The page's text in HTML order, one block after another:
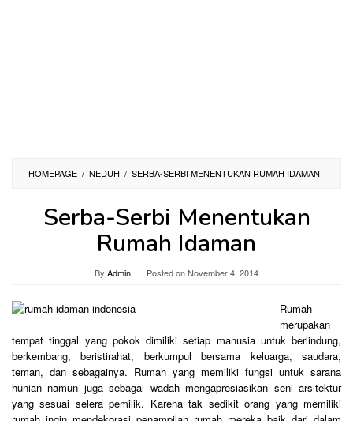
HOMEPAGE / NEDUH / SERBA-SERBI MENENTUKAN RUMAH IDAMAN
Serba-Serbi Menentukan
Rumah Idaman
By Admin Posted onNovember 4, 2014
Rumah
merupakan
tempat tinggal yang pokok dimiliki setiap manusia untuk berlindung,
berkembang, beristirahat, berkumpul bersama keluarga, saudara,
teman, dan sebagainya. Rumah yang memiliki fungsi untuk sarana
hunian namun juga sebagai wadah mengapresiasikan seni arsitektur
yang sesuai selera pemilik. Karena tak sedikit orang yang memiliki